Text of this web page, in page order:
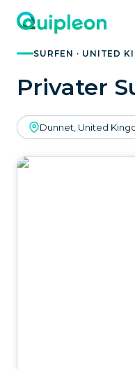
SURFEN · UNITED
Privater
Dunnet, United